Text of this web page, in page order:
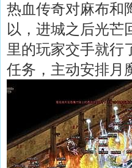
热血传奇对麻布和
以，进城之后光
里的玩家交手就行
任务，主动安排月